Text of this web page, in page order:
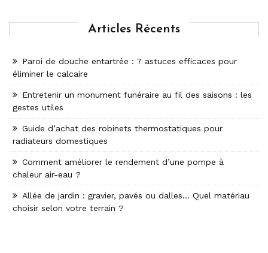
Articles Récents
Paroi de douche entartrée : 7 astuces efficaces pour
éliminer le calcaire
Entretenir un monument funéraire au fil des saisons : les
gestes utiles
Guide d’achat des robinets thermostatiques pour
radiateurs domestiques
Comment améliorer le rendement d’une pompe à
chaleur air-eau ?
Allée de jardin : gravier, pavés ou dalles… Quel matériau
choisir selon votre terrain ?